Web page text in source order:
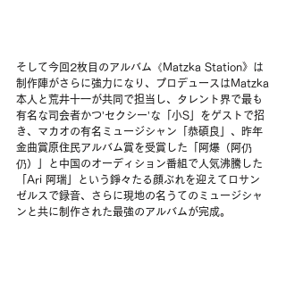
そして今回2枚目のアルバム《Matzka Station》は
制作陣がさらに強力になり、プロデュースはMatzka
本人と荒井十一が共同で担当し、タレント界で最も
有名な司会者かつ’セクシー’な「小S」をゲストで招
き、マカオの有名ミュージシャン「恭碩良」、昨年
金曲賞原住民アルバム賞を受賞した「阿爆（阿仍
仍）」と中国のオーディション番組で人気沸騰した
「Ari 阿瑞」という錚々たる顔ぶれを迎えてロサン
ゼルスで録音、さらに現地の名うてのミュージシャ
ンと共に制作された最強のアルバムが完成。